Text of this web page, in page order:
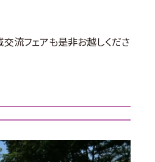
流フェアも是非お越しくださ